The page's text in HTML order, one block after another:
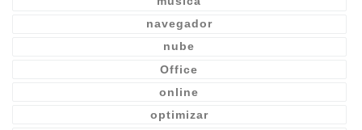
navegador
nube
Office
online
optimizar